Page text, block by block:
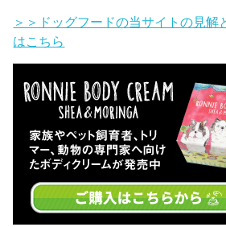
＞＞ドッグフードの当サイトの見解
はこちら